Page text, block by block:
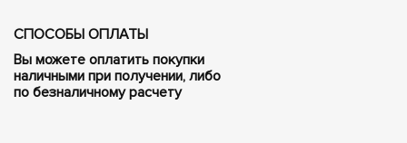
СПОСОБЫ ОПЛАТЫ
Вы можете оплатить покупки
наличными при получении, либо
по безналичному расчету